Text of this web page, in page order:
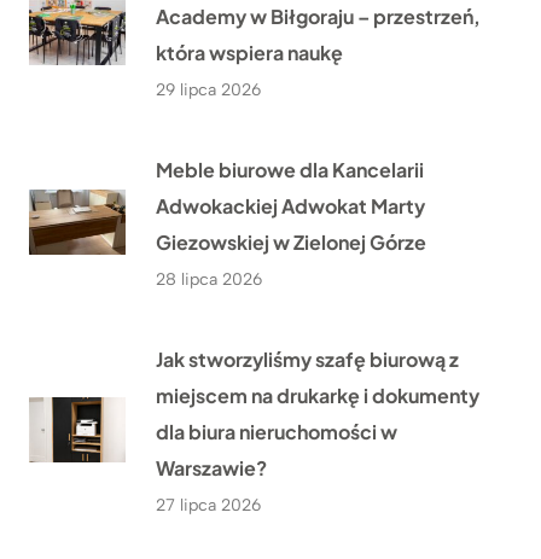
Academy w Biłgoraju – przestrzeń,
która wspiera naukę
29 lipca 2026
Meble biurowe dla Kancelarii
Adwokackiej Adwokat Marty
Giezowskiej w Zielonej Górze
28 lipca 2026
Jak stworzyliśmy szafę biurową z
miejscem na drukarkę i dokumenty
dla biura nieruchomości w
Warszawie?
27 lipca 2026